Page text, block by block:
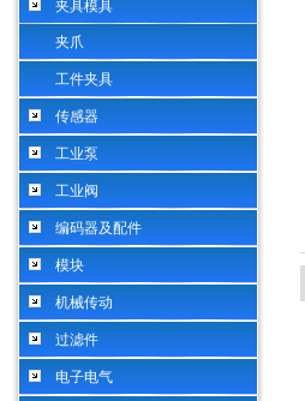
夹具模具
夹爪
工件夹具
传感器
工业泵
工业阀
编码器及配件
模块
机械传动
过滤件
电子电气